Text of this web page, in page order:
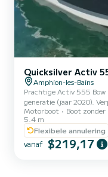
Quicksilver Activ
Amphion-les-Bains
Prachtige Activ 555 Bow
generatie (jaar 2020). Verplicht vaarbewijs. De boot kan tot 6
personen vervoeren. Hij
Mercury motor. Deze
laag brandstofverbruik.
wendbaarheid dankzij
hij voor gemakkelijke
Motorboot Boot zonder
5.4 m
Flexibele annulering
vanaf $219,17